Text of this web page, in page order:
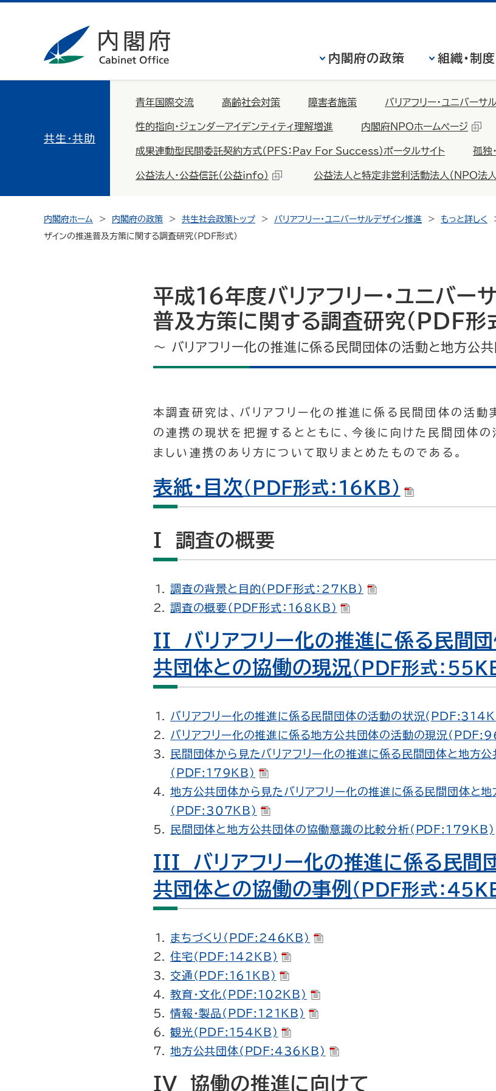
内閣府の政策 組織・制度
共生・共助
青年国際交流 高齢社会対策 障害者施策 バリアフリー・ユニバーサ
性的指向・ジェンダーアイデンティティ理解増進 内閣府NPOホームページ
成果連動型民間委託契約方式（PFS：Pay For Success）ポータルサイト 孤独
公益法人・公益信託（公益info） 公益法人と特定非営利活動法人（NPO法人
内閣府ホーム 内閣府の政策 共生社会政策トップ バリアフリー・ユニバーサルデザイン推進 もっと詳しく
ザインの推進普及方策に関する調査研究（PDF形式）
平成16年度バリアフリー・ユニバー
普及方策に関する調査研究（PDF形
～ バリアフリー化の推進に係る民間団体の活動と地方公
本調査研究は、バリアフリー化の推進に係る民間団体の活動
の連携の現状を把握するとともに、今後に向けた民間団体
ましい連携のあり方について取りまとめたものである。
表紙・目次（PDF形式：16KB）
I 調査の概要
調査の背景と目的（PDF形式：27KB）
調査の概要（PDF形式：168KB）
II バリアフリー化の推進に係る民間
共団体との協働の現況（PDF形式：
バリアフリー化の推進に係る民間団体の活動の状況
バリアフリー化の推進に係る地方公共団体の活動の現況
民間団体から見たバリアフリー化の推進に係る民間団体と地方
(PDF:179KB)
地方公共団体から見たバリアフリー化の推進に係る民間団体と
(PDF:307KB)
民間団体と地方公共団体の協働意識の比較分析(PDF:179KB)
III バリアフリー化の推進に係る民間
共団体との協働の事例 （PDF形式：
まちづくり(PDF:246KB)
住宅(PDF:142KB)
交通(PDF:161KB)
教育・文化(PDF:102KB)
情報・製品(PDF:121KB)
観光(PDF:154KB)
地方公共団体(PDF:436KB)
IV 協働の推進に向けて